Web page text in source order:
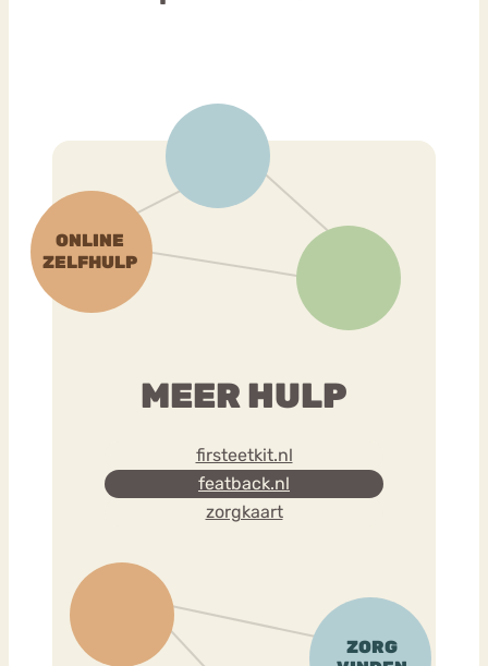
MEER HULP
firsteetkit.nl
featback.nl
zorgkaart